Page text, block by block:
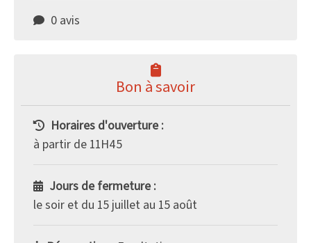
0 avis
Bon à savoir
Horaires d'ouverture :
à partir de 11H45
Jours de fermeture :
le soir et du 15 juillet au 15 août